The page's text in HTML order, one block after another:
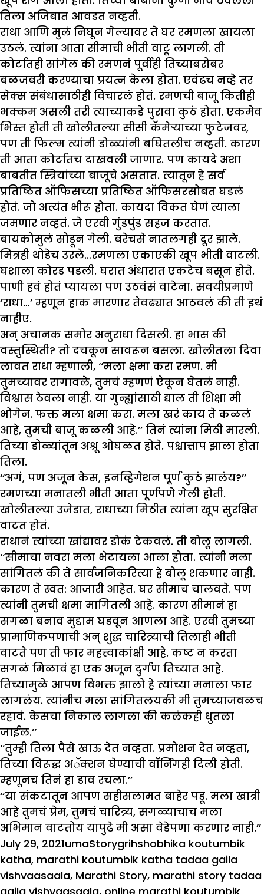
तिला अजिबात आवडत नव्हती.
राधा आणि मुलं निघून गेल्यावर ते घर रमणला खायला
उठलं. त्यांना आता सीमाची भीती वाटू लागली. ती
कोर्टातही सांगेल की रमणनं पूर्वीही तिच्याबरोबर
बळजबरी करण्याचा प्रयत्न केला होता. एवंढच नव्हे तर
सेक्स संबंधासाठीही विचारलं होतं. रमणची बाजू कितीही
भक्कम असली तरी त्याच्याकडे पुरावा कुठं होता. एकमेव
भिस्त होती ती खोलीतल्या सीसी कॅमेऱ्याच्या फुटेजवर,
पण ती फिल्म त्यांनी डोळ्यांनी बघितलीच नव्हती. कारण
ती आता कोर्टातच दाखवली जाणार. पण कायदे अशा
बाबतीत स्त्रियांच्या बाजूचे असतात. त्यातून हे सर्व
प्रतिष्ठित ऑफिसच्या प्रतिष्ठित ऑफिसरसोबत घडलं
होतं. जो अत्यंत भीरू होता. कायदा विकत घेणं त्याला
जमणार नव्हतं. जे एरवी गुंडपुंड सहज करतात.
बायकोमुलं सोडून गेली. बरेचसे नातलगही दूर झाले.
मित्रही थोडेच उरले…रमणला एकाएकी खूप भीती वाटली.
घशाला कोरड पडली. घरात अंधारात एकटेच बसून होते.
पाणी हवं होतं प्यायला पण उठवंसं वाटेना. सवयीप्रमाणे
‘राधा…’ म्हणून हाक मारणार तेवढ्यात आठवलं की ती इथं
नाहीए.
अन् अचानक समोर अनुराधा दिसली. हा भास की
वस्तुस्थिती? तो दचकून सावरून बसला. खोलीतला दिवा
लावत राधा म्हणाली, ‘‘मला क्षमा करा रमण. मी
तुमच्यावर रागावले, तुमचं म्हणणं ऐकून घेतलं नाही.
विश्वास ठेवला नाही. या गुन्ह्यांसाठी द्याल ती शिक्षा मी
भोगेन. फक्त मला क्षमा करा. मला खरं काय ते कळलं
आहे, तुमची बाजू कळली आहे.’’ तिनं त्यांना मिठी मारली.
तिच्या डोळ्यांतून अश्रू ओघळत होते. पश्चात्ताप झाला होता
तिला.
‘‘अगं, पण अजून केस, इनव्हिगेशन पूर्ण कुठं झालंय?’’
रमणच्या मनातली भीती आता पूर्णपणे गेली होती.
खोलीतल्या उजेडात, राधाच्या मिठीत त्यांना खूप सुरक्षित
वाटत होतं.
राधानं त्यांच्या खांद्यावर डोकं टेकवलं. ती बोलू लागली.
‘‘सीमाचा नवरा मला भेटायला आला होता. त्यांनी मला
सांगितलं की ते सार्वजनिकरित्या हे बोलू शकणार नाही.
कारण ते स्वत: आजारी आहेत. घर सीमाच चालवते. पण
त्यांनी तुमची क्षमा मागितली आहे. कारण सीमानं हा
सगळा बनाव मुद्दाम घडवून आणला आहे. एरवी तुमच्या
प्रामाणिकपणाची अन् शुद्ध चारित्र्याची तिलाही भीती
वाटते पण ती फार महत्त्वाकांक्षी आहे. कष्ट न करता
सगळं मिळावं हा एक अजून दुर्गण तिच्यात आहे.
तिच्यामुळे आपण विभक्त झालो हे त्यांच्या मनाला फार
लागलंय. त्यांनीच मला सांगितलयकी मी तुमच्याजवळच
रहावं. केसचा निकाल लागला की कलंकही धुतला
जाईल.’’
‘‘तुम्ही तिला पैसे खाऊ देत नव्हता. प्रमोशन देत नव्हता,
तिच्या विरूद्ध अॅक्शन घेण्याची वॉर्निंगही दिली होती.
म्हणूनच तिनं हा डाव रचला.’’
‘‘या संकटातून आपण सहीसलामत बाहेर पडू. मला खात्री
आहे तुमचं प्रेम, तुमचं चारित्र्य, सगळ्याचाच मला
अभिमान वाटतोय यापुढे मी असा वेडेपणा करणार नाही.’’
Posted
on
July 29, 2021Author
umaCategories
StoryTags
grihshobhika koutumbik
katha, marathi koutumbik katha tadaa gaila
vishvaasaala, Marathi Story, marathi story tadaa